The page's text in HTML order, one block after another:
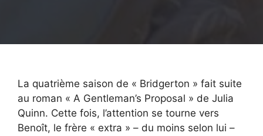
La quatrième saison de « Bridgerton » fait suite
au roman « A Gentleman’s Proposal » de Julia
Quinn. Cette fois, l’attention se tourne vers
Benoît, le frère « extra » – du moins selon lui –